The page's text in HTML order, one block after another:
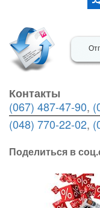
Контакты
(067) 487-47-90,
(048) 770-22-02,
Поделиться в